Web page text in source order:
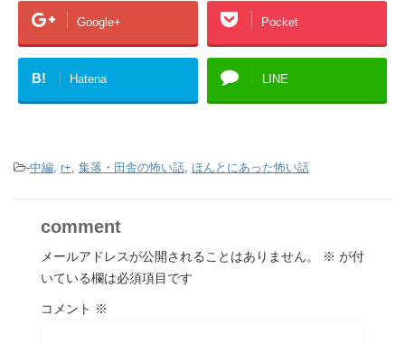
Google+ Pocket
B! Hatena LINE
-中編 r+ 集落・田舎の怖い話 ほんとにあった怖い話
comment
メールアドレスが公開されることはありません。 ※ が付
いている欄は必須項目です
コメント ※